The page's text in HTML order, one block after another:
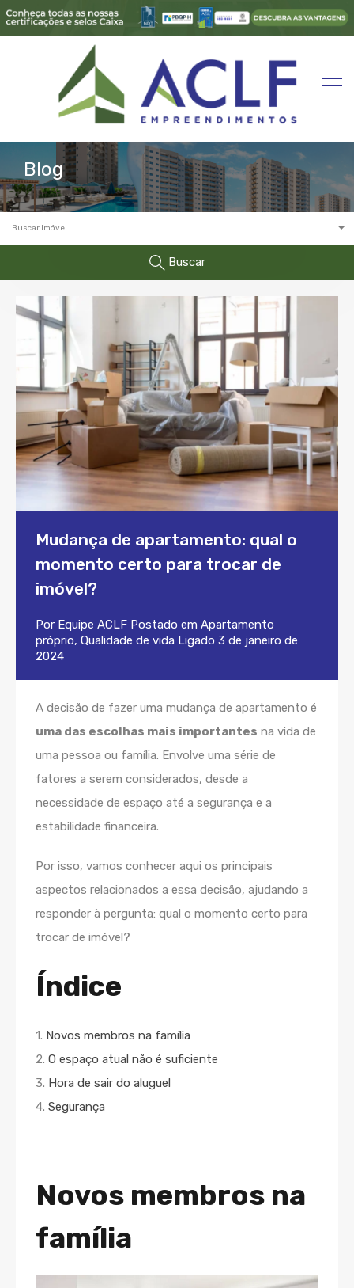
Blog
Buscar Imóvel
Buscar
Mudança de apartamento: qual o
momento certo para trocar de
imóvel?
Por Equipe ACLF Postado em Apartamento
próprio, Qualidade de vida Ligado 3 de janeiro de
2024
A decisão de fazer uma mudança de apartamento é
uma das escolhas mais importantes na vida de
uma pessoa ou família. Envolve uma série de
fatores a serem considerados, desde a
necessidade de espaço até a segurança e a
estabilidade financeira.
Por isso, vamos conhecer aqui os principais
aspectos relacionados a essa decisão, ajudando a
responder à pergunta: qual o momento certo para
trocar de imóvel?
Índice
1. Novos membros na família
2. O espaço atual não é suficiente
3. Hora de sair do aluguel
4. Segurança
Novos membros na
família